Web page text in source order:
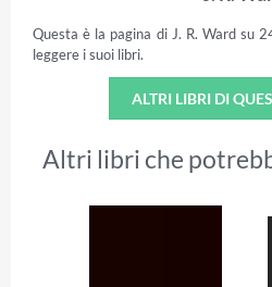
Questa è la pagina di J. R. Ward su
leggere i suoi libri.
ALTRI LIBRI DI
Altri libri che